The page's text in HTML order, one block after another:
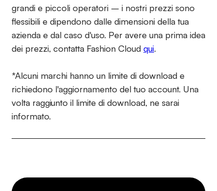
grandi e piccoli operatori – i nostri prezzi sono
flessibili e dipendono dalle dimensioni della tua
azienda e dal caso d'uso. Per avere una prima idea
dei prezzi, contatta Fashion Cloud qui.
*Alcuni marchi hanno un limite di download e
richiedono l'aggiornamento del tuo account. Una
volta raggiunto il limite di download, ne sarai
informato.